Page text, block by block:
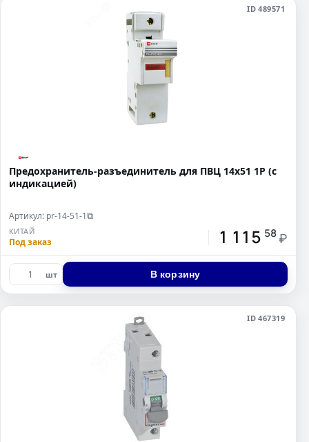
ID 489571
Предохранитель-разъединитель для ПВЦ 14x51 1P (с
индикацией)
Артикул: pr-14-51-1⧉
КИТАЙ
Под заказ 1 115 58 ₽
шт В корзину
ID 467319